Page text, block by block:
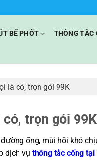
BỂ PHỐT THÔNG TẮC
là có, trọn gói 99K
trọn gói 99K
ống, mùi hôi khó
dịch vụ thông tắc cống tại